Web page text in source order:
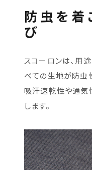
防虫を着
び
スコーロンは、用
べての生地が防虫
吸汗速乾性や通気
します。